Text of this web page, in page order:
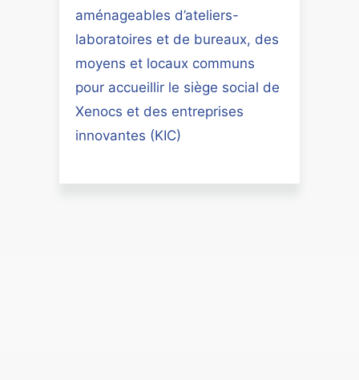
aménageables d’ateliers-
laboratoires et de bureaux, des
moyens et locaux communs
pour accueillir le siège social de
Xenocs et des entreprises
innovantes (KIC)